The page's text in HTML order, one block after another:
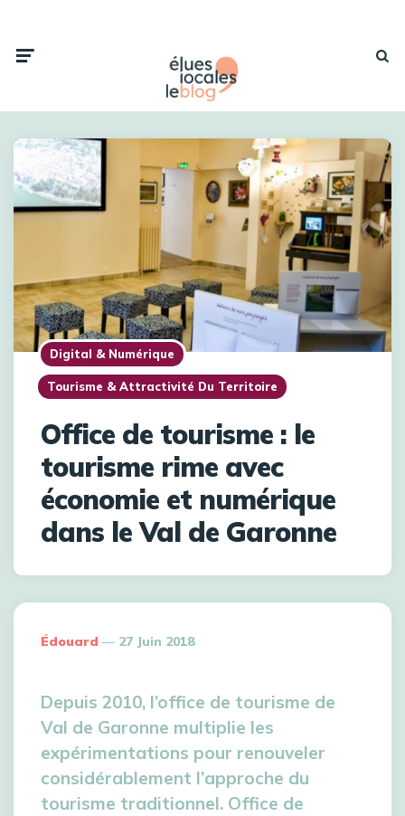
Digital & Numérique
Tourisme & Attractivité Du Territoire
Office de tourisme : le
tourisme rime avec
économie et numérique
dans le Val de Garonne
Édouard 27 Juin 2018
Depuis 2010, l’office de tourisme de
Val de Garonne multiplie les
expérimentations pour renouveler
considérablement l’approche du
tourisme traditionnel. Office de